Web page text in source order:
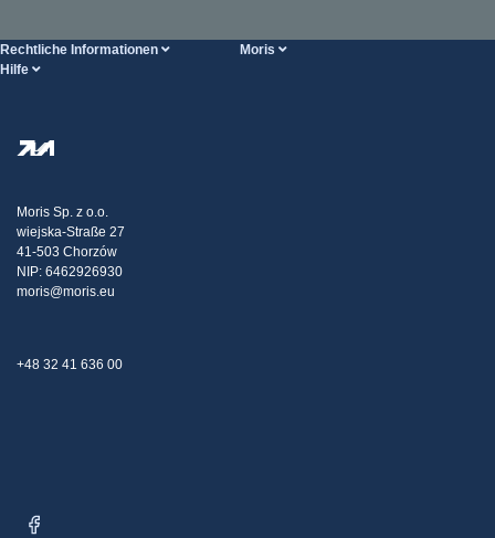
Rechtliche Informationen Moris
Hilfe
Transport
Beschwerden
Moris Sp. z o.o.
wiejska-Straße 27
41-503 Chorzów
NIP: 6462926930
moris@moris.eu
+48 32 41 636 00